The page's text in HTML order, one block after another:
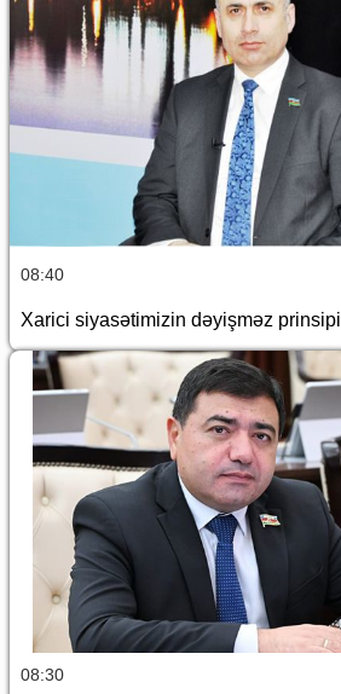
08:40
Xarici siyasətimizin dəyişməz prinsipi
08:30